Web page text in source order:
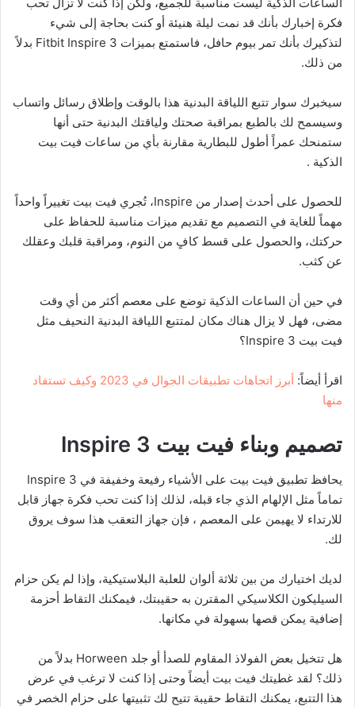
فكرة إخبارك بأنك قد نمت ليلة هنيئة أو كنت بحاجة إلى شيء
لتذكيرك بأنك تمر بيوم حافل، فاستمتع بميزات Fitbit Inspire 3 بدلاً
من ذلك.
سيخبرك سوار تتبع اللياقة البدنية هذا بالوقت وإطلاق رسائل واتساب
وسيسمح لك بالطبع بمراقبة صحتك ولياقتك البدنية حتى أنها
ستمنحك عمراً أطول للبطارية مقارنة بأي من ساعات فيت بيت
الذكية .
للحصول على أحدث إصدار من Inspire، تُجري فيت بيت تغييراً واحداً
مهماً للغاية في التصميم مع تقديم ميزات مناسبة للحفاظ على
حركتك، والحصول على قسط كافٍ من النوم، ومراقبة قلبك وعقلك
عن كثب.
في حين أن الساعات الذكية توضع على معصم أكثر من أي وقت
مضى، فهل لا يزال هناك مكان لمتتبع اللياقة البدنية النحيف مثل
فيت بيت Inspire 3؟
اقرأ أيضاً:
أبرز اتجاهات تطبيقات الجوال في 2023 وكيف تستفاد
منها
تصميم وبناء فيت بيت Inspire 3
يحافظ تطبيق فيت بيت على الأشياء رفيعة وخفيفة في Inspire 3
تماماً مثل الإلهام الذي جاء قبله، لذلك إذا كنت تحب فكرة جهاز قابل
للارتداء لا يهيمن على المعصم ، فإن جهاز التعقب هذا سوف يروق
لك.
لديك اختيارك من بين ثلاثة ألوان للعلبة البلاستيكية، وإذا لم يكن حزام
السيليكون الكلاسيكي المقترن به حقيبتك، فيمكنك التقاط أحزمة
إضافية يمكن قصها بسهولة في مكانها.
هل تتخيل بعض الفولاذ المقاوم للصدأ أو جلد Horween بدلاً من
ذلك؟ لقد غطيتك فيت بيت أيضاً وحتى إذا كنت لا ترغب في عرض
هذا التتبع، يمكنك التقاط حقيبة تتيح لك تثبيتها على حزام الخصر في